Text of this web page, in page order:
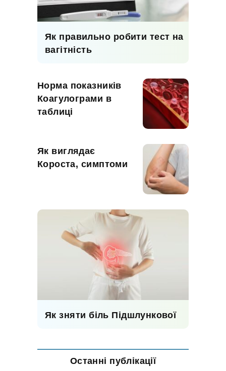
Як правильно робити тест на
вагітність
Норма показників
Коагулограми в
таблиці
Як виглядає
Короста, симптоми
Як зняти біль Підшлункової
Останні публікації